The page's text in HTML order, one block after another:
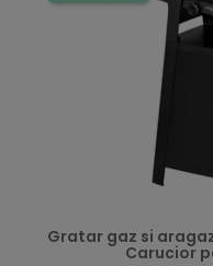
Gratar gaz si
Carucior